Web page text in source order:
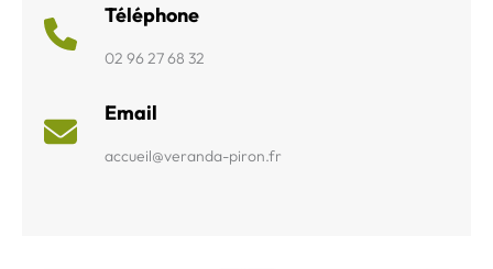
Téléphone
02 96 27 68 32
Email
accueil@veranda-piron.fr